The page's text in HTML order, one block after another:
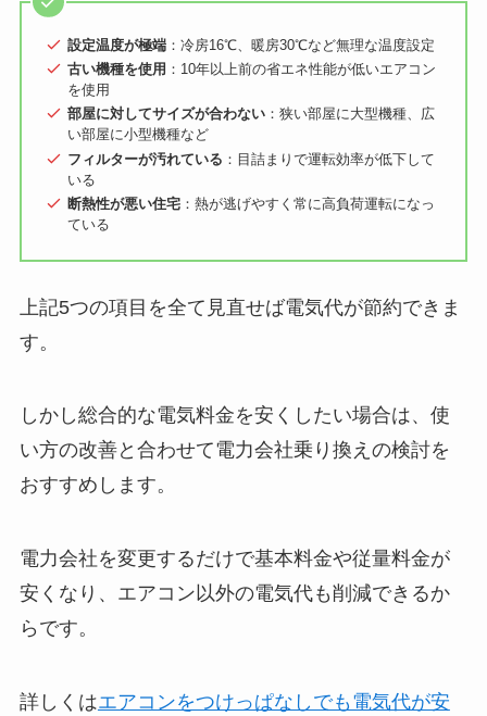
設定温度が極端 ：冷房16℃、暖房30℃など無理な温度設定
古い機種を使用 ：10年以上前の省エネ性能が低いエアコン
を使用
部屋に対してサイズが合わない ：狭い部屋に大型機種、広
い部屋に小型機種など
フィルターが汚れている ：目詰まりで運転効率が低下して
いる
断熱性が悪い住宅 ：熱が逃げやすく常に高負荷運転になっ
ている
上記5つの項目を全て見直せば電気代が節約できま
す。
しかし総合的な電気料金を安くしたい場合は、使
い方の改善と合わせて電力会社乗り換えの検討を
おすすめします。
電力会社を変更するだけで基本料金や従量料金が
安くなり、エアコン以外の電気代も削減できるか
らです。
詳しくはエアコンをつけっぱなしでも電気代が安